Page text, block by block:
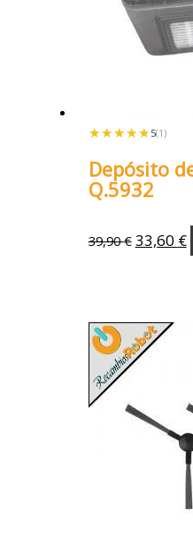
★★★★★
★★★★★ 5(1)
Depósito
Q.5932
39,90€ 33,60 €